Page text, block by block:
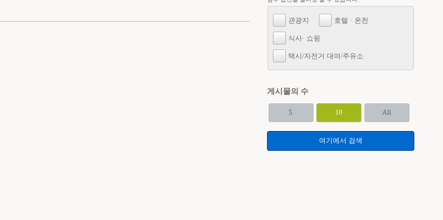
관광지 호텔 · 온천
식사· 쇼핑
택시/자전거 대여/주유소
게시물의 수
5 10 All